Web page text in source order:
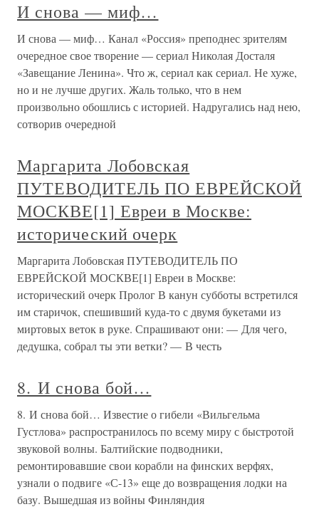
И снова — миф…
И снова — миф… Канал «Россия» преподнес зрителям
очередное свое творение — сериал Николая Досталя
«Завещание Ленина». Что ж, сериал как сериал. Не хуже,
но и не лучше других. Жаль только, что в нем
произвольно обошлись с историей. Надругались над нею,
сотворив очередной
Маргарита Лобовская
ПУТЕВОДИТЕЛЬ ПО ЕВРЕЙСКОЙ
МОСКВЕ[1] Евреи в Москве:
исторический очерк
Маргарита Лобовская ПУТЕВОДИТЕЛЬ ПО
ЕВРЕЙСКОЙ МОСКВЕ[1] Евреи в Москве:
исторический очерк Пролог В канун субботы встретился
им старичок, спешивший куда-то с двумя букетами из
миртовых веток в руке. Спрашивают они: — Для чего,
дедушка, собрал ты эти ветки? — В честь
8. И снова бой…
8. И снова бой… Известие о гибели «Вильгельма
Густлова» распространилось по всему миру с быстротой
звуковой волны. Балтийские подводники,
ремонтировавшие свои корабли на финских верфях,
узнали о подвиге «С-13» еще до возвращения лодки на
базу. Вышедшая из войны Финляндия